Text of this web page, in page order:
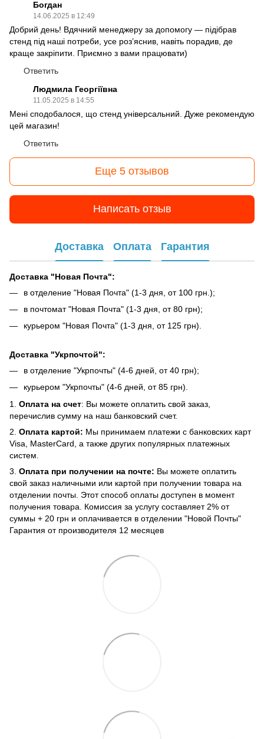
Богдан
14.06.2025 в 12:49
Добрий день! Вдячний менеджеру за допомогу — підібрав
стенд під наші потреби, усе роз’яснив, навіть порадив, де
краще закріпити. Приємно з вами працювати)
Ответить
Людмила Георгіївна
11.05.2025 в 14:55
Мені сподобалося, що стенд універсальний. Дуже рекомендую
цей магазин!
Ответить
Еще 5 отзывов
Написать отзыв
Доставка Оплата Гарантия
Доставка "Новая Почта":
в отделение "Новая Почта" (1-3 дня, от 100 грн.);
в почтомат "Новая Почта" (1-3 дня, от 80 грн);
курьером "Новая Почта" (1-3 дня, от 125 грн).
Доставка "Укрпочтой":
в отделение "Укрпочты" (4-6 дней, от 40 грн);
курьером "Укрпочты" (4-6 дней, от 85 грн).
1. Оплата на счет: Вы можете оплатить свой заказ,
перечислив сумму на наш банковский счет.
2. Оплата картой: Мы принимаем платежи с банковских карт
Visa, MasterCard, а также других популярных платежных
систем.
3. Оплата при получении на почте: Вы можете оплатить
свой заказ наличными или картой при получении товара на
отделении почты. Этот способ оплаты доступен в момент
получения товара. Комиссия за услугу составляет 2% от
суммы + 20 грн и оплачивается в отделении "Новой Почты"
Гарантия от производителя 12 месяцев